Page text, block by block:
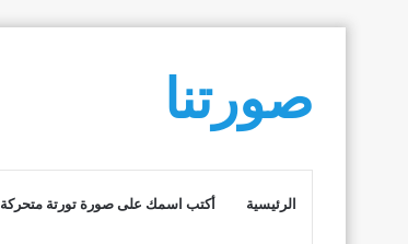
صورتنا
الرئيسية أكتب اسمك على صورة تورتة متحركة